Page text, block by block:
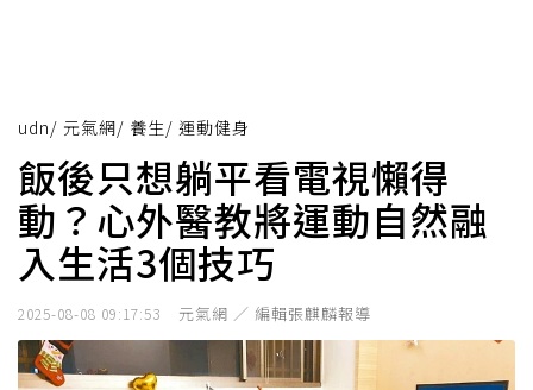
udn/ 元氣網/ 養生/ 運動健身
飯後只想躺平看電視懶得
動？心外醫教將運動自然融
入生活3個技巧
2025-08-08 09:17:53 元氣網 ／ 編輯張麒麟報導